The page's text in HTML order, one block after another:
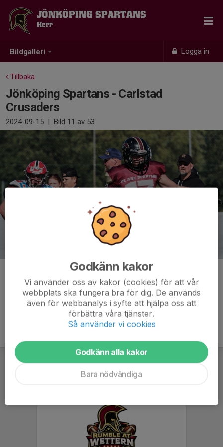
Bildgalleri Logga in
JÖNKÖPING SPARTANS
Herr
Tillbaka
Jönköping Spartans - Carlstad
Crusaders
2024-09-15 | Bild 11 av 53
Godkänn kakor
Vi använder oss av kakor (cookies) för att vår
webbplats ska fungera bra för dig. De används
även för webbanalys i syfte att hjälpa oss att
förbättra våra tjänster.
Så använder vi cookies
Godkänn alla kakor
Bara nödvändiga